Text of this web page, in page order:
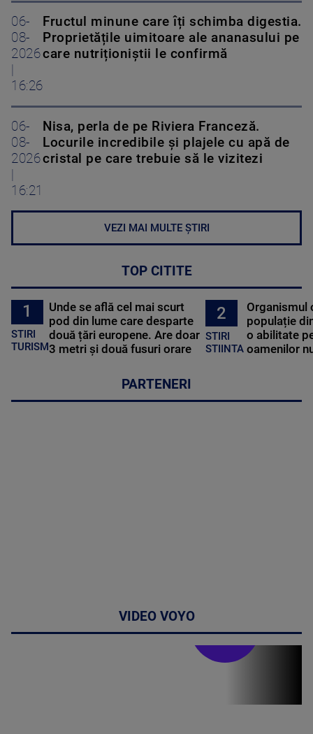
06-
08-
2026
16:26
Fructul minune care îți schimba digestia.
Proprietățile uimitoare ale ananasului pe
care nutriționiștii le confirmă
06-
08-
2026
16:21
Nisa, perla de pe Riviera Franceză.
Locurile incredibile și plajele cu apă de
cristal pe care trebuie să le vizitezi
VEZI MAI MULTE ȘTIRI
TOP CITITE
1
STIRI
TURISM
Unde se află cel mai scurt
pod din lume care desparte
două țări europene. Are doar
3 metri și două fusuri orare
2
STIRI
STIINTA
Organismul
populație
o abilitate
oamenilor
PARTENERI
VIDEO VOYO